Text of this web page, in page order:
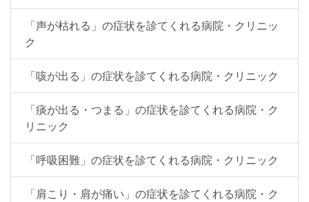
「声が枯れる」の症状を診てくれる病院・クリニッ
ク
「咳が出る」の症状を診てくれる病院・クリニック
「痰が出る・つまる」の症状を診てくれる病院・ク
リニック
「呼吸困難」の症状を診てくれる病院・クリニック
「肩こり・肩が痛い」の症状を診てくれる病院・ク